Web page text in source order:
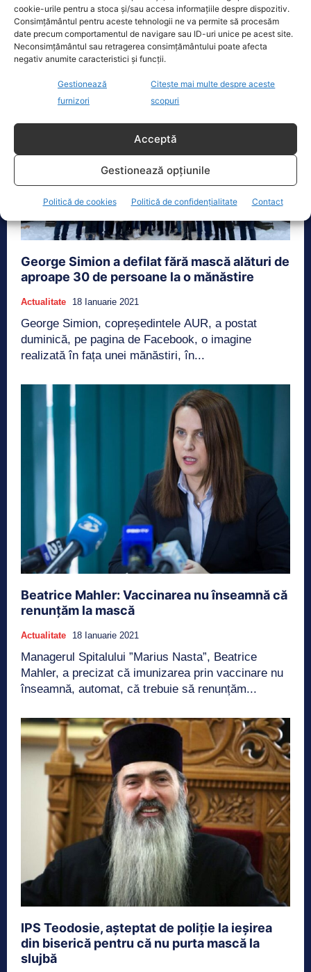
cookie-urile pentru a stoca și/sau accesa informațiile despre dispozitiv.
Consimțământul pentru aceste tehnologii ne va permite să procesăm
date precum comportamentul de navigare sau ID-uri unice pe acest site.
Neconsimțământul sau retragerea consimțământului poate afecta
negativ anumite caracteristici și funcții.
Gestionează
furnizori
Citește mai multe despre aceste
scopuri
Acceptă
Gestionează opțiunile
Politică de cookies Politică de confidențialitate Contact
declarat că, după ce un procent mare din populaţie
se...
George Simion a defilat fără mască alături de
aproape 30 de persoane la o mănăstire
Actualitate 18 Ianuarie 2021
George Simion, copreședintele AUR, a postat
duminică, pe pagina de Facebook, o imagine
realizată în fața unei mănăstiri, în...
Beatrice Mahler: Vaccinarea nu înseamnă că
renunțăm la mască
Actualitate 18 Ianuarie 2021
Managerul Spitalului ”Marius Nasta”, Beatrice
Mahler, a precizat că imunizarea prin vaccinare nu
înseamnă, automat, că trebuie să renunțăm...
IPS Teodosie, așteptat de poliție la ieșirea
din biserică pentru că nu purta mască la
slujbă